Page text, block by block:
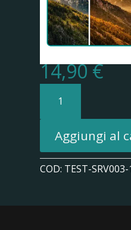
14,90€
Avata
2
Bonus
quantità
Aggiungi al
COD: TEST-SRV003-